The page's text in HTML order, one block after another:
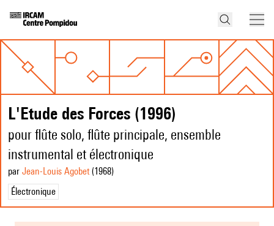
L'Etude des Forces (1996)
pour flûte solo, flûte principale, ensemble
instrumental et électronique
par Jean-Louis Agobet(1968)
Électronique